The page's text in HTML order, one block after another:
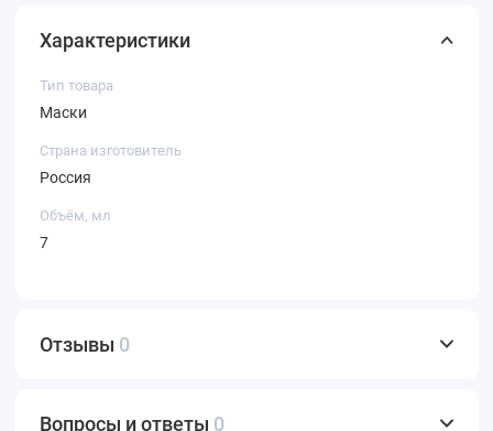
Характеристики
Тип товара
Маски
Страна изготовитель
Россия
Объём, мл
7
Отзывы 0
Вопросы и ответы 0